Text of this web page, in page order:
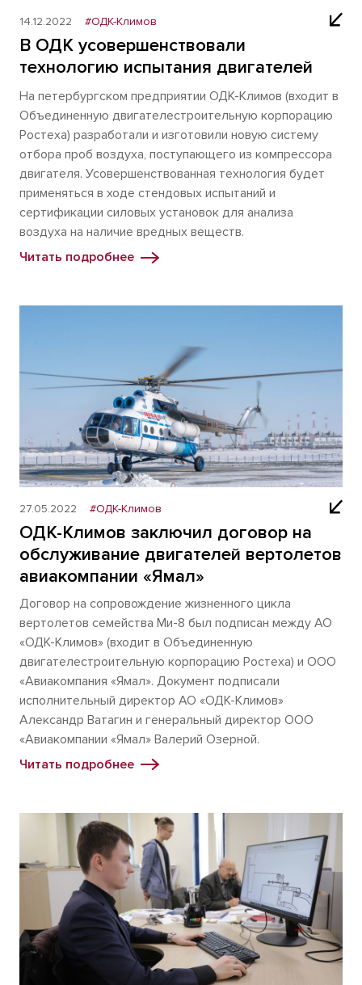
14.12.2022 #ОДК-Климов
В ОДК усовершенствовали
технологию испытания двигателей
На петербургском предприятии ОДК-Климов (входит в
Объединенную двигателестроительную корпорацию
Ростеха) разработали и изготовили новую систему
отбора проб воздуха, поступающего из компрессора
двигателя. Усовершенствованная технология будет
применяться в ходе стендовых испытаний и
сертификации силовых установок для анализа
воздуха на наличие вредных веществ.
Читать подробнее
27.05.2022 #ОДК-Климов
ОДК-Климов заключил договор на
обслуживание двигателей вертолетов
авиакомпании «Ямал»
Договор на сопровождение жизненного цикла
вертолетов семейства Ми-8 был подписан между АО
«ОДК-Климов» (входит в Объединенную
двигателестроительную корпорацию Ростеха) и ООО
«Авиакомпания «Ямал». Документ подписали
исполнительный директор АО «ОДК-Климов»
Александр Ватагин и генеральный директор ООО
«Авиакомпании «Ямал» Валерий Озерной.
Читать подробнее